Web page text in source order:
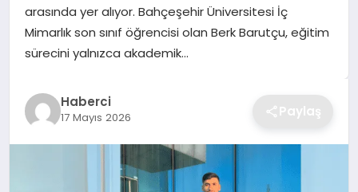
GÜNDEM
arasında yer alıyor. Bahçeşehir Üniversitesi İç
Mimarlık son sınıf öğrencisi olan Berk Barutçu, eğitim
sürecini yalnızca akademik…
Haberci
17 Mayıs 2026 Paylaş